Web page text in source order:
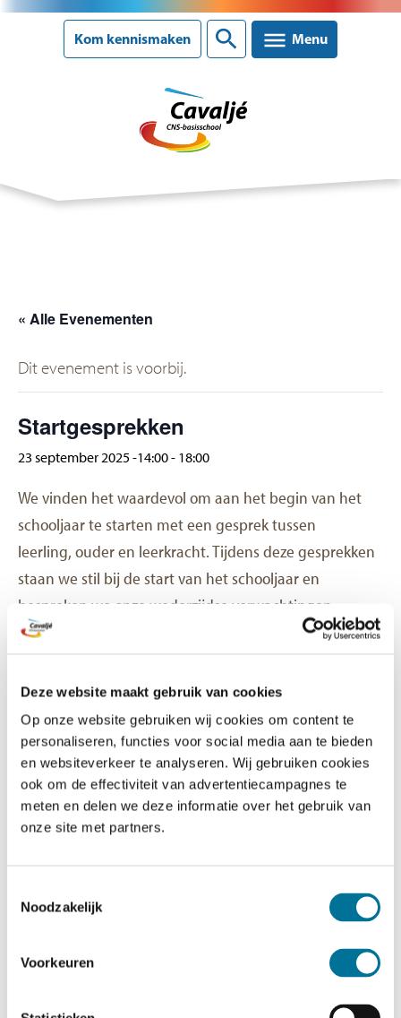
Deze website maakt gebruik van cookies
Op onze website gebruiken wij cookies om content te
personaliseren, functies voor social media aan te bieden
en websiteverkeer te analyseren. Wij gebruiken cookies
ook om de effectiviteit van advertentiecampagnes te
meten en delen we deze informatie over het gebruik van
onze site met partners.
Noodzakelijk
Voorkeuren
Kom kennismaken Menu
Onze school
Nieuws
Agenda
Veelgestelde vragen
Contact
« Alle Evenementen
Dit evenement is voorbij.
Startgesprekken
23 september 2025 -14:00- 18:00
We vinden het waardevol om aan het begin van het
schooljaar te starten met een gesprek tussen
leerling, ouder en leerkracht. Tijdens deze gesprekken
staan we stil bij de start van het schooljaar en
bespreken we onze wederzijdse verwachtingen
verwachtingen. Vanaf groep 5 zijn de leerlingen bij
GEGEVENS
Datum:
23 september 2025
Tijd:
14:00 - 18:00
Juffenmidddag